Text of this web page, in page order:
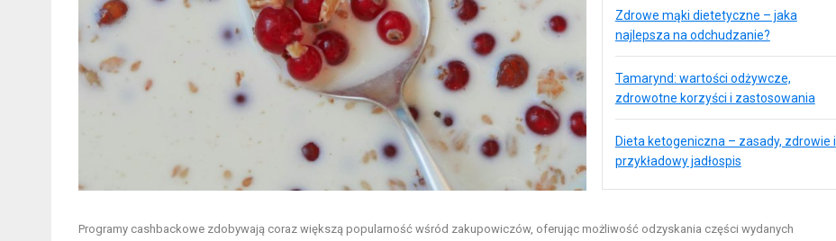
Zdrowe mąki dietetyczne – jaka
najlepsza na odchudzanie?
Tamarynd: wartości odżywcze,
zdrowotne korzyści i zastosowania
Dieta ketogeniczna – zasady, zdrowie i
przykładowy jadłospis
Programy cashbackowe zdobywają coraz większą popularność wśród zakupowiczów, oferując możliwość odzyskania części wydanych